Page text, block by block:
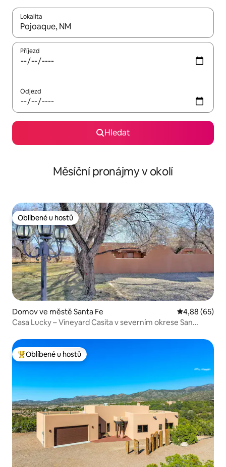
Lokalita
Až budou výsledky k dispozici, můžeš si je procházet pomocí
Příjezd
Odjezd
Hledat
Měsíční pronájmy v okolí
Oblíbené u hostů
Oblíbené u hostů
Domov ve městě Santa Fe Průměrné
4,88 (65)
Casa Lucky – Vineyard Casita v severním okrese San
Nejlepší v kategorii Oblíbené u hostů
Oblíbené u hostů